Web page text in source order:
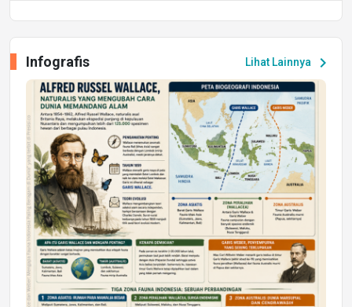
Peluang Kerja dan Magang
Jumat, 17 Jul 2026 22:30
DAERAH
Astra Motor Kalimantan Timur 2 Dukung
Mahasiswa Samarinda dalam Astra
Honda SDGs Future Leaders 2026
Jumat, 10 Jul 2026 19:01
Lihat Lainnya chevron_right
Infografis